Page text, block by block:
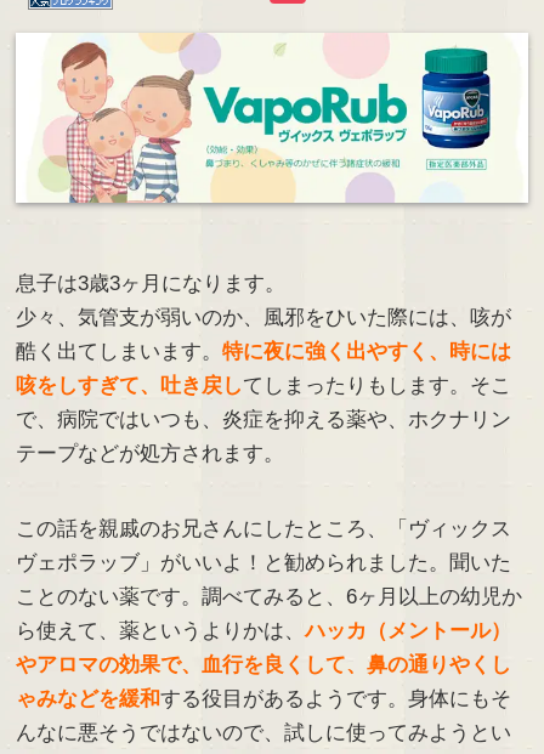
息子は3歳3ヶ月になります。
少々、気管支が弱いのか、風邪をひいた際には、咳が
酷く出てしまいます。特に夜に強く出やすく、時には
咳をしすぎて、吐き戻してしまったりもします。そこ
で、病院ではいつも、炎症を抑える薬や、ホクナリン
テープなどが処方されます。
この話を親戚のお兄さんにしたところ、「ヴィックス
ヴェポラッブ」がいいよ！と勧められました。聞いた
ことのない薬です。調べてみると、6ヶ月以上の幼児か
ら使えて、薬というよりかは、ハッカ（メントール）
やアロマの効果で、血行を良くして、鼻の通りやくし
ゃみなどを緩和する役目があるようです。身体にもそ
んなに悪そうではないので、試しに使ってみようとい